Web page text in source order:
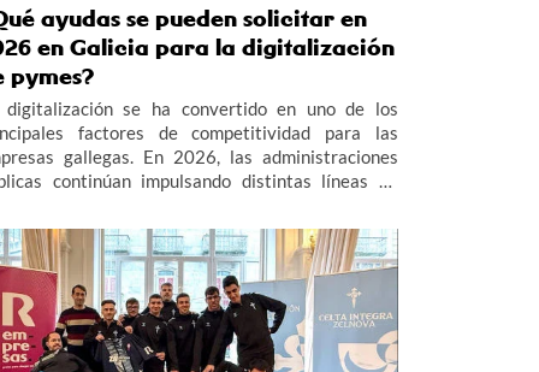
ayudas se pueden solicitar en
en Galicia para la digitalización
pymes?
digitalización se ha convertido en uno de los
factores de competitividad para las
gallegas. En 2026, las administraciones
continúan impulsando distintas líneas de
digitales y fomentar la innovación en el
empresarial, especialmente en el ámbito de las